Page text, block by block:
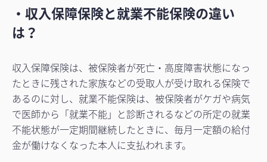
・収入保障保険と就業不能保険の違い
は？
収入保障保険は、被保険者が死亡・高度障害状態になっ
たときに残された家族などの受取人が受け取れる保険で
あるのに対し、就業不能保険は、被保険者がケガや病気
で医師から「就業不能」と診断されるなどの所定の就業
不能状態が一定期間継続したときに、毎月一定額の給付
金が働けなくなった本人に支払われます。